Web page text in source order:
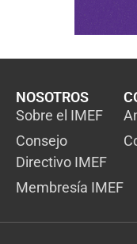
NOSOTROS
Sobre el IMEF
Consejo
Directivo IMEF
Membresía IMEF